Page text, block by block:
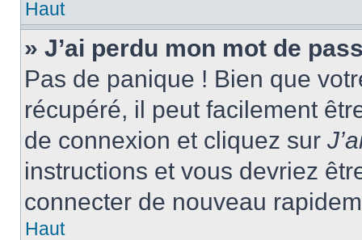
Haut
» J’ai perdu mon mot de
Pas de panique ! Bien que
récupéré, il peut facilement
de connexion et cliquez sur
instructions et vous devriez
connecter de nouveau
Haut